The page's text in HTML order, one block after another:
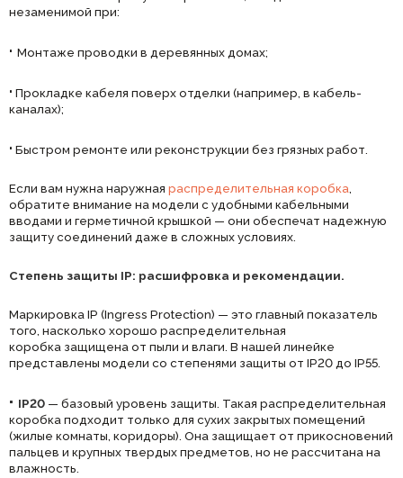
незаменимой при:
· Монтаже проводки в деревянных домах;
· Прокладке кабеля поверх отделки (например, в кабель-
каналах);
· Быстром ремонте или реконструкции без грязных работ.
Если вам нужна наружная распределительная коробка,
обратите внимание на модели с удобными кабельными
вводами и герметичной крышкой — они обеспечат надежную
защиту соединений даже в сложных условиях.
Степень защиты IP: расшифровка и рекомендации.
Маркировка IP (Ingress Protection) — это главный показатель
того, насколько хорошо распределительная
коробка защищена от пыли и влаги. В нашей линейке
представлены модели со степенями защиты от IP20 до IP55.
· IP20 — базовый уровень защиты. Такая распределительная
коробка подходит только для сухих закрытых помещений
(жилые комнаты, коридоры). Она защищает от прикосновений
пальцев и крупных твердых предметов, но не рассчитана на
влажность.